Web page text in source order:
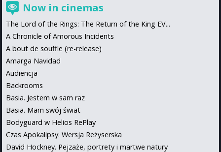
Now in cinemas
The Lord of the Rings: The Return of the King EV...
A Chronicle of Amorous Incidents
A bout de souffle (re-release)
Amarga Navidad
Audiencja
Backrooms
Basia. Jestem w sam raz
Basia. Mam swój świat
Bodyguard w Helios RePlay
Czas Apokalipsy: Wersja Reżyserska
David Hockney. Pejzaże, portrety i martwe natury